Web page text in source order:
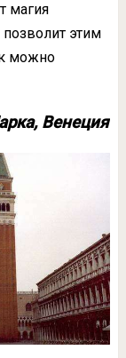
магия
позволит этим
можно
Венеция